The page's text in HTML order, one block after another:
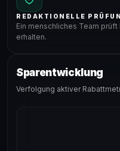
REDAKTIONELLE
Ein menschliches Team
erhalten.
Sparentwicklung
Verfolgung aktiver